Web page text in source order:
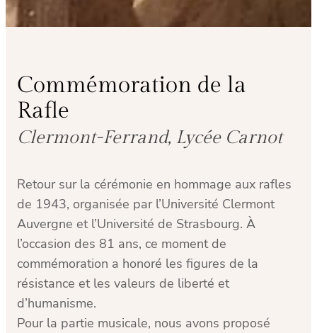
Commémoration de la
Rafle
Clermont-Ferrand, Lycée Carnot
Retour sur la cérémonie en hommage aux rafles
de 1943, organisée par l’Université Clermont
Auvergne et l’Université de Strasbourg. À
l’occasion des 81 ans, ce moment de
commémoration a honoré les figures de la
résistance et les valeurs de liberté et
d’humanisme.
Pour la partie musicale, nous avons proposé